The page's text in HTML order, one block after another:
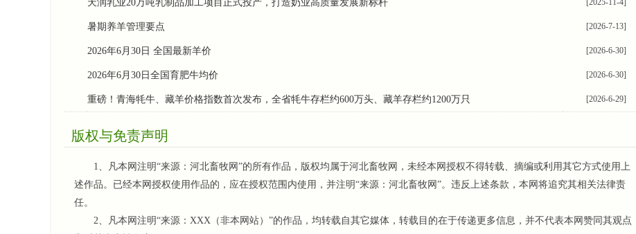
天润乳业20万吨乳制品加工项目正式投产，打造奶业高质量发展新标杆 [2025-11-4]
暑期养羊管理要点 [2026-7-13]
2026年6月30日 全国最新羊价 [2026-6-30]
2026年6月30日全国育肥牛均价 [2026-6-30]
重磅！青海牦牛、藏羊价格指数首次发布，全省牦牛存栏约600万头、藏羊存栏约1200万只 [2026-6-29]
版权与免责声明
1、凡本网注明“来源：河北畜牧网”的所有作品，版权均属于河北畜牧网，未经本网授权不得转载、摘编或利用其它方式使用上
述作品。已经本网授权使用作品的，应在授权范围内使用，并注明“来源：河北畜牧网”。违反上述条款，本网将追究其相关法律责
任。
2、凡本网注明“来源：XXX（非本网站）”的作品，均转载自其它媒体，转载目的在于传递更多信息，并不代表本网赞同其观点